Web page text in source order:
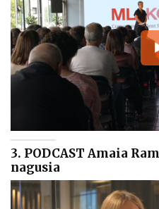
3. PODCAST Amaia
nagusia